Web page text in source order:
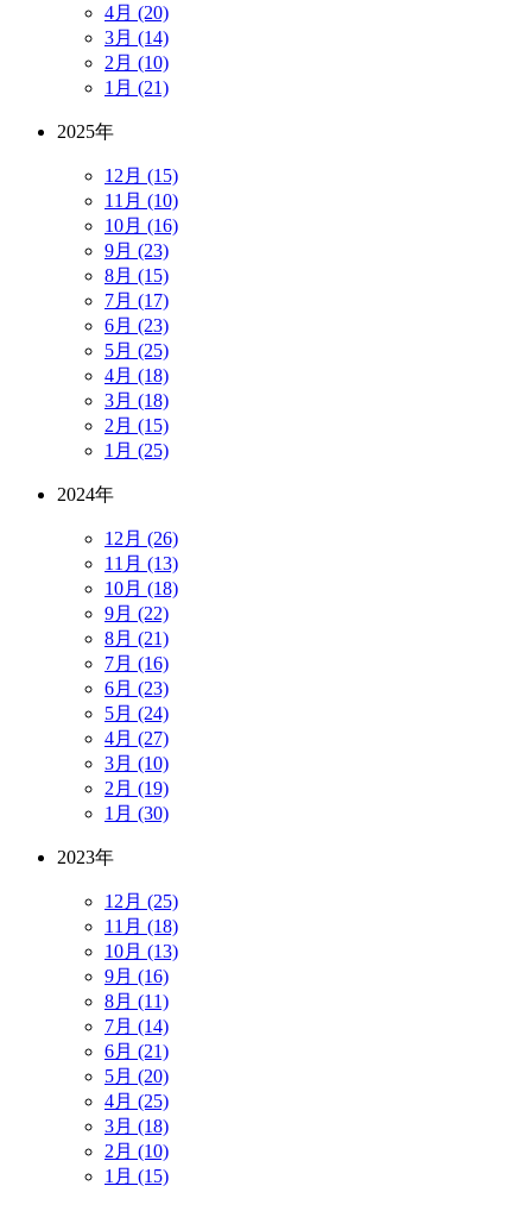
4月 (20)
3月 (14)
2月 (10)
1月 (21)
2025年
12月 (15)
11月 (10)
10月 (16)
9月 (23)
8月 (15)
7月 (17)
6月 (23)
5月 (25)
4月 (18)
3月 (18)
2月 (15)
1月 (25)
2024年
12月 (26)
11月 (13)
10月 (18)
9月 (22)
8月 (21)
7月 (16)
6月 (23)
5月 (24)
4月 (27)
3月 (10)
2月 (19)
1月 (30)
2023年
12月 (25)
11月 (18)
10月 (13)
9月 (16)
8月 (11)
7月 (14)
6月 (21)
5月 (20)
4月 (25)
3月 (18)
2月 (10)
1月 (15)